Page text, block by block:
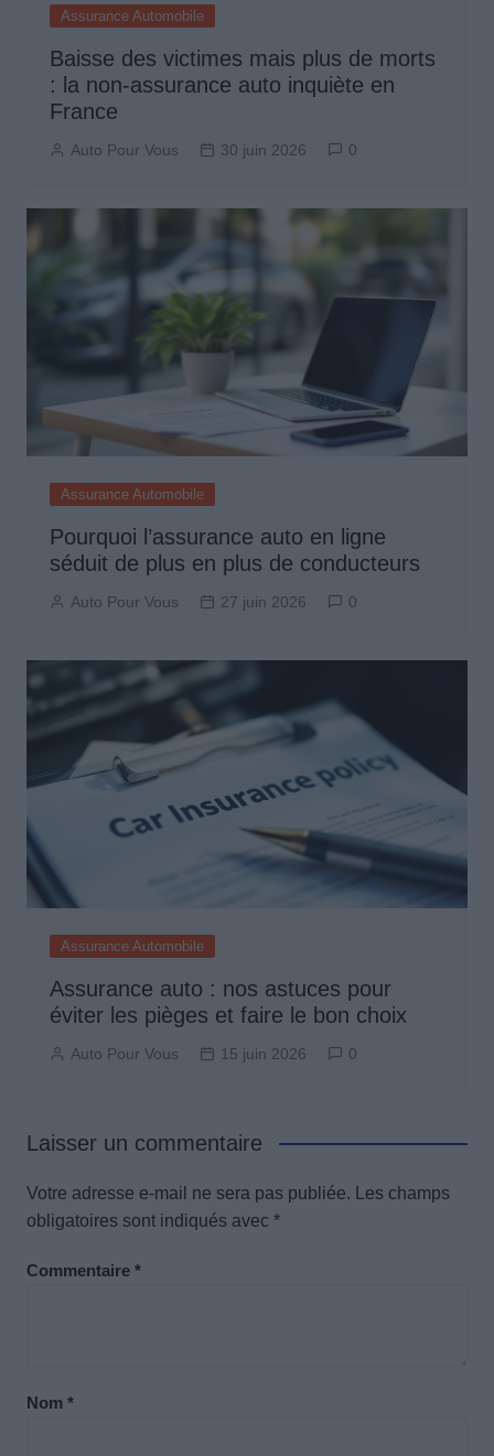
Assurance Automobile
Baisse des victimes mais plus de morts
: la non-assurance auto inquiète en
France
Auto Pour Vous 30 juin 2026 0
Assurance Automobile
Pourquoi l’assurance auto en ligne
séduit de plus en plus de conducteurs
Auto Pour Vous 27 juin 2026 0
Assurance Automobile
Assurance auto : nos astuces pour
éviter les pièges et faire le bon choix
Auto Pour Vous 15 juin 2026 0
Laisser un commentaire
Votre adresse e-mail ne sera pas publiée.
Les champs
obligatoires sont indiqués avec *
Commentaire *
Nom *